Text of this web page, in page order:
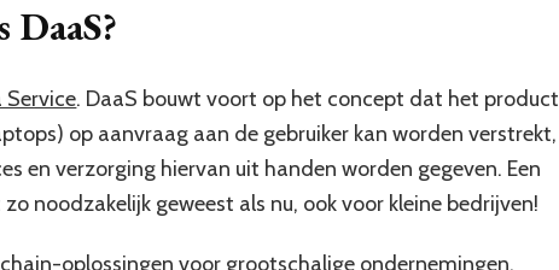
Service. DaaS bouwt voort op het concept dat het product
op aanvraag aan de gebruiker kan worden verstrekt,
en verzorging hiervan uit handen worden gegeven. Een
noodzakelijk geweest als nu, ook voor kleine bedrijven!
oplossingen voor grootschalige ondernemingen.